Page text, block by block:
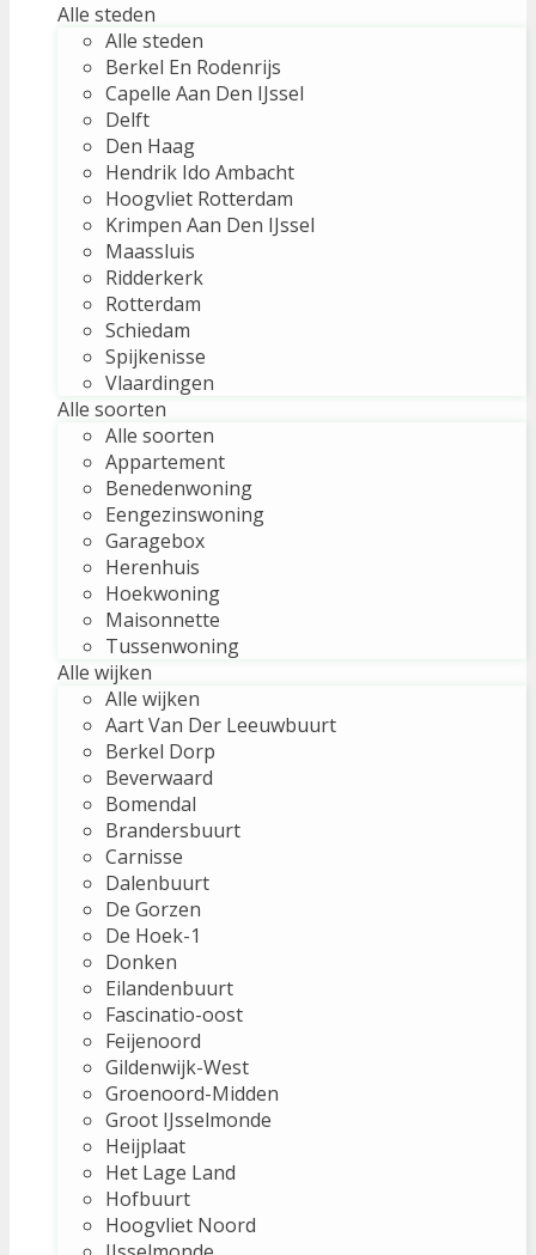
Alle steden
Alle steden
Berkel En Rodenrijs
Capelle Aan Den IJssel
Delft
Den Haag
Hendrik Ido Ambacht
Hoogvliet Rotterdam
Krimpen Aan Den IJssel
Maassluis
Ridderkerk
Rotterdam
Schiedam
Spijkenisse
Vlaardingen
Alle soorten
Alle soorten
Appartement
Benedenwoning
Eengezinswoning
Garagebox
Herenhuis
Hoekwoning
Maisonnette
Tussenwoning
Alle wijken
Alle wijken
Aart Van Der Leeuwbuurt
Berkel Dorp
Beverwaard
Bomendal
Brandersbuurt
Carnisse
Dalenbuurt
De Gorzen
De Hoek-1
Donken
Eilandenbuurt
Fascinatio-oost
Feijenoord
Gildenwijk-West
Groenoord-Midden
Groot IJsselmonde
Heijplaat
Het Lage Land
Hofbuurt
Hoogvliet Noord